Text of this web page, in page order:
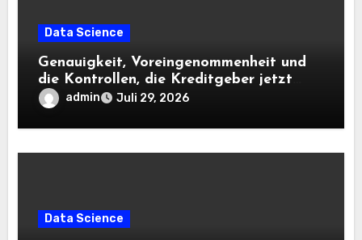
Data Science
Genauigkeit, Voreingenommenheit und
die Kontrollen, die Kreditgeber jetzt
benötigen |
admin Juli 29, 2026
Data Science